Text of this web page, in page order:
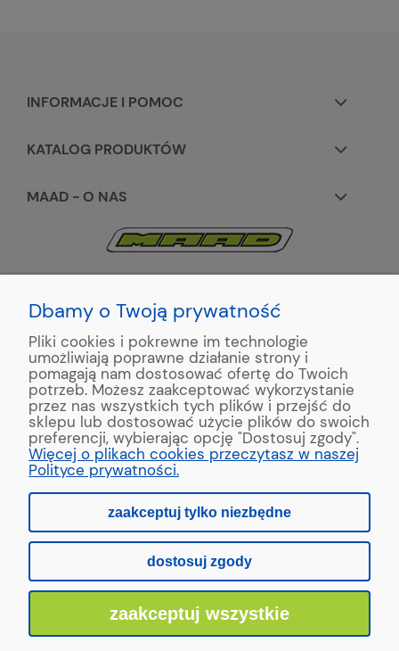
INFORMACJE I POMOC
KATALOG PRODUKTÓW
MAAD - O NAS
+48 663195531
ul. Reymonta 2
89-500 Tuchola
Copyright © 2022 MAAD Zaginarki - Producent Maszyn
Blacharskich. Produkcja:MinisterstwoReklamy.pl
pokaż pełną wersję strony
Sklep internetowy Shoper.pl
Dbamy o Twoją prywatność
Pliki cookies i pokrewne im technologie
umożliwiają poprawne działanie strony i
pomagają nam dostosować ofertę do Twoich
potrzeb. Możesz zaakceptować wykorzystanie
przez nas wszystkich tych plików i przejść do
sklepu lub dostosować użycie plików do swoich
preferencji, wybierając opcję "Dostosuj zgody".
Więcej o plikach cookies przeczytasz w naszej
Polityce prywatności.
zaakceptuj tylko niezbędne
dostosuj zgody
zaakceptuj wszystkie